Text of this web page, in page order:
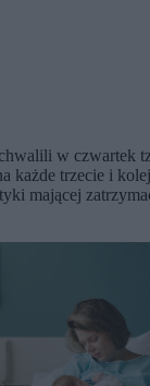
w czwartek
każde trzecie i
mającej